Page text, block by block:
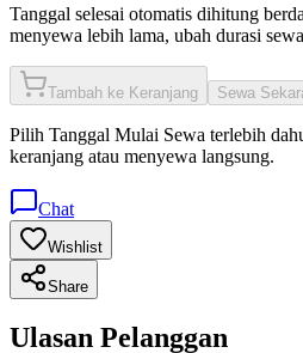
Tanggal selesai otomatis dihitung
menyewa lebih lama, ubah durasi
Tambah ke Keranjang Sewa
Pilih Tanggal Mulai Sewa terlebih
keranjang atau menyewa langsung.
Chat
Wishlist
Share
Ulasan Pelanggan